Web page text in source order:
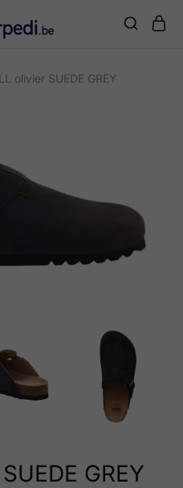
olivier SUEDE GREY
GREY